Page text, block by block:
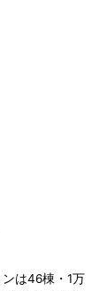
は46棟・1万